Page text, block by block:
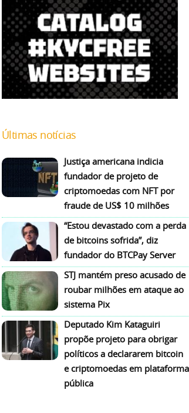
Últimas notícias
Justiça americana indicia
fundador de projeto de
criptomoedas com NFT por
fraude de US$ 10 milhões
“Estou devastado com a perda
de bitcoins sofrida”, diz
fundador do BTCPay Server
STJ mantém preso acusado de
roubar milhões em ataque ao
sistema Pix
Deputado Kim Kataguiri
propõe projeto para obrigar
políticos a declararem bitcoin
e criptomoedas em plataforma
pública